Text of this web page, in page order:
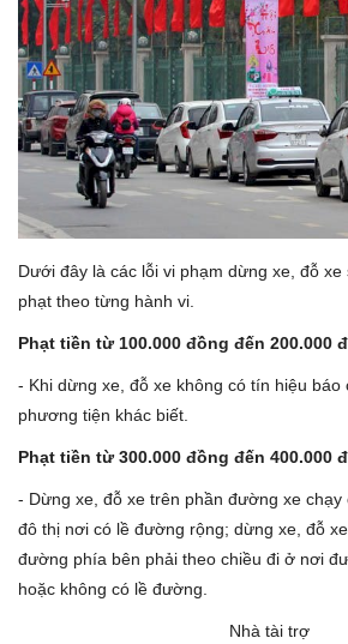
Dưới đây là các lỗi vi phạm dừng xe, đỗ
phạt theo từng hành vi.
Phạt tiền từ 100.000 đồng đến 200.000
- Khi dừng xe, đỗ xe không có tín hiệu báo
phương tiện khác biết.
Phạt tiền từ 300.000 đồng đến 400.000
- Dừng xe, đỗ xe trên phần đường xe
đô thị nơi có lề đường rộng; dừng xe, đỗ
đường phía bên phải theo chiều đi ở nơi
hoặc không có lề đường.
Nhà tài trợ